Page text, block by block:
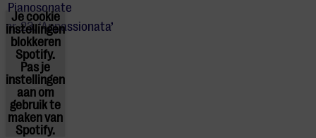
Pianosonate
nr. 23, ‘Appassionata’
Je cookie
instellingen
blokkeren
Spotify.
Pas je
instellingen
aan om
gebruik te
maken van
Spotify.